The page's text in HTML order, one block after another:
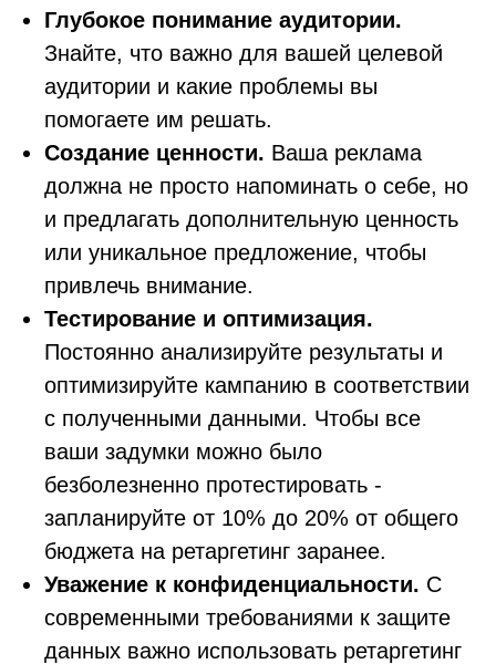
Глубокое понимание аудитории.
Знайте, что важно для вашей целевой
аудитории и какие проблемы вы
помогаете им решать.
Создание ценности. Ваша реклама
должна не просто напоминать о себе, но
и предлагать дополнительную ценность
или уникальное предложение, чтобы
привлечь внимание.
Тестирование и оптимизация.
Постоянно анализируйте результаты и
оптимизируйте кампанию в соответствии
с полученными данными. Чтобы все
ваши задумки можно было
безболезненно протестировать -
запланируйте от 10% до 20% от общего
бюджета на ретаргетинг заранее.
Уважение к конфиденциальности. С
современными требованиями к защите
данных важно использовать ретаргетинг
в контексте диджитал
Telegram-канале. Подписывайтесь!
Подписаться